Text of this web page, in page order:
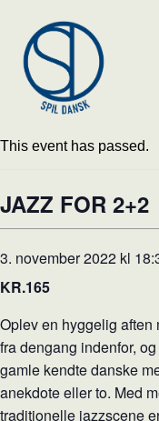
This event has passed.
JAZZ FOR 2+2
3. november 2022 kl
KR.165
Oplev en hyggelig aften
fra dengang indenfor,
gamle kendte danske
anekdote eller to. Med
traditionelle jazzscene